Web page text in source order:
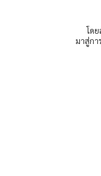
โดยส
มาสู่กา